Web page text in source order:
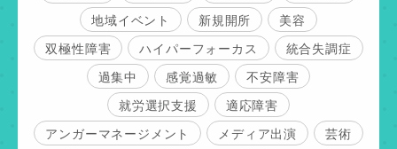
地域イベント
新規開所
美容
双極性障害
ハイパーフォーカス
統合失調症
過集中
感覚過敏
不安障害
就労選択支援
適応障害
アンガーマネージメント
メディア出演
芸術